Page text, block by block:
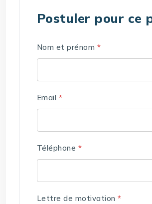
Postuler pour ce
Nom et prénom *
Email *
Téléphone *
Lettre de motivation*